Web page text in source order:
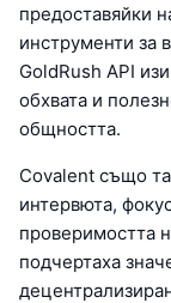
предоставяйки
инструменти за
GoldRush API
обхвата и
общността.
Covalent също
интервюта,
проверимостта
подчертаха